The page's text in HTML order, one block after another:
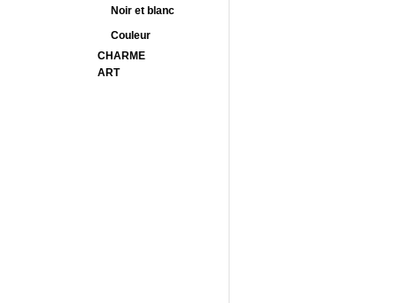
Noir et blanc
Couleur
CHARME
ART